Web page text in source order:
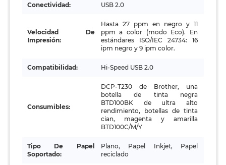
Conectividad: USB 2.0
Velocidad De
Impresión:
Hasta 27 ppm en negro y 11
ppm a color (modo Eco). En
estándares ISO/IEC 24734: 16
ipm negro y 9 ipm color.
Compatibilidad: Hi-Speed USB 2.0
Consumibles:
DCP-T230 de Brother, una
botella de tinta negra
BTD100BK de ultra alto
rendimiento, botellas de tinta
cian, magenta y amarilla
BTD100C/M/Y
Tipo De Papel
Soportado:
Plano, Papel Inkjet, Papel
reciclado